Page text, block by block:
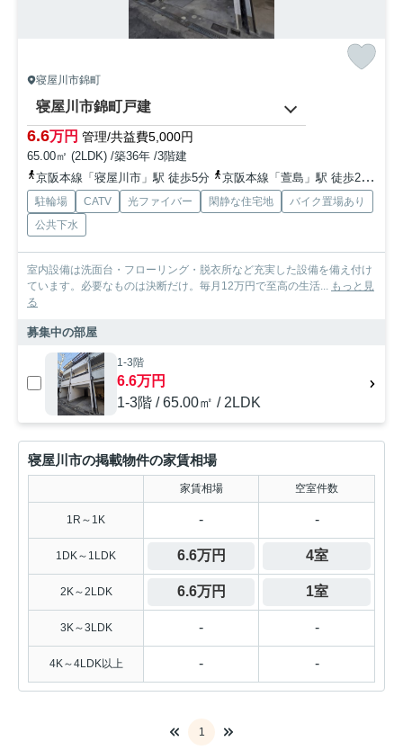
寝屋川市錦町
寝屋川市錦町戸建
6.6万円 管理/共益費5,000円
65.00㎡ (2LDK) /築36年 /3階建
京阪本線「寝屋川市」駅 徒歩5分
京阪本線「萱島」駅 徒歩25分
駐輪場 CATV 光ファイバー 閑静な住宅地
バイク置場あり
公共下水
室内設備は洗面台・フローリング・脱衣所など充実した設備を備え付け
ています。必要なものは決断だけ。毎月12万円で至高の生活...
もっと見
る
募集中の部屋
1-3階
6.6万円
1-3階 / 65.00㎡ / 2LDK
寝屋川市の掲載物件の家賃相場
家賃相場 空室件数
1R～1K - -
1DK～1LDK 6.6万円 4室
2K～2LDK 6.6万円 1室
3K～3LDK - -
4K～4LDK以上 - -
1